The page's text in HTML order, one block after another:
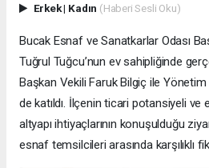
Erkek| Kadın (Haberi Sesli Oku)
Bucak Esnaf ve Sanatkarlar Odası
Tuğrul Tuğcu’nun ev sahipliğinde
Başkan Vekili Faruk Bilgiç ile
de katıldı. İlçenin ticari potansiyeli ve
altyapı ihtiyaçlarının konuşulduğu
esnaf temsilcileri arasında karşılıklı